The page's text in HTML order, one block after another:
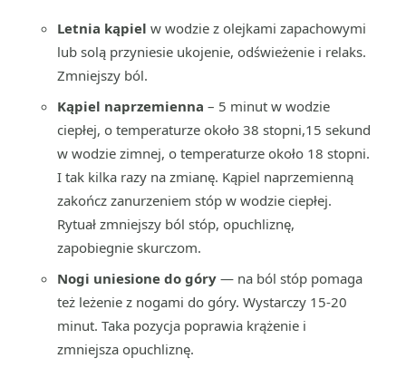
Letnia kąpiel w wodzie z olejkami zapachowymi
lub solą przyniesie ukojenie, odświeżenie i relaks.
Zmniejszy ból.
Kąpiel naprzemienna – 5 minut w wodzie
ciepłej, o temperaturze około 38 stopni,15 sekund
w wodzie zimnej, o temperaturze około 18 stopni.
I tak kilka razy na zmianę. Kąpiel naprzemienną
zakończ zanurzeniem stóp w wodzie ciepłej.
Rytuał zmniejszy ból stóp, opuchliznę,
zapobiegnie skurczom.
Nogi uniesione do góry — na ból stóp pomaga
też leżenie z nogami do góry. Wystarczy 15-20
minut. Taka pozycja poprawia krążenie i
zmniejsza opuchliznę.